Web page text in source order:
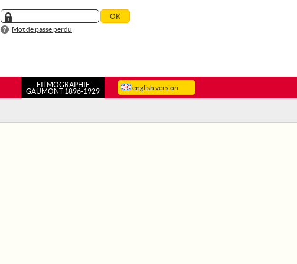
Mot de passe perdu
english version
FILMOGRAPHIE
GAUMONT 1896-1929